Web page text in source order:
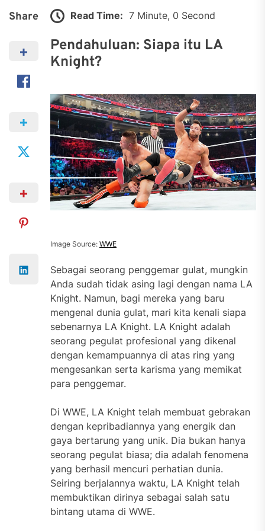
Share Read Time: 7 Minute, 0 Second
Pendahuluan: Siapa itu LA
Knight?
Image Source: WWE
Sebagai seorang penggemar gulat, mungkin
Anda sudah tidak asing lagi dengan nama LA
Knight. Namun, bagi mereka yang baru
mengenal dunia gulat, mari kita kenali siapa
sebenarnya LA Knight. LA Knight adalah
seorang pegulat profesional yang dikenal
dengan kemampuannya di atas ring yang
mengesankan serta karisma yang memikat
para penggemar.
Di WWE, LA Knight telah membuat gebrakan
dengan kepribadiannya yang energik dan
gaya bertarung yang unik. Dia bukan hanya
seorang pegulat biasa; dia adalah fenomena
yang berhasil mencuri perhatian dunia.
Seiring berjalannya waktu, LA Knight telah
membuktikan dirinya sebagai salah satu
bintang utama di WWE.